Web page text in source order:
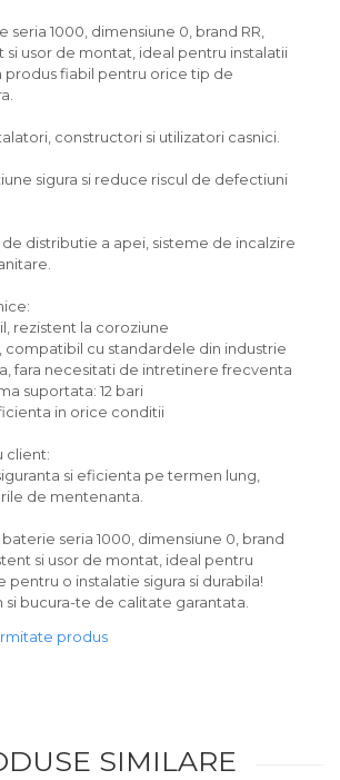
seria 1000, dimensiune 0, brand RR,
si usor de montat, ideal pentru instalatii
produs fiabil pentru orice tip de
constructori si utilizatori casnici.
sigura si reduce riscul de defectiuni
distributie a apei, sisteme de incalzire
rezistent la coroziune
compatibil cu standardele din industrie
fara necesitati de intretinere frecventa
suportata: 12 bari
in orice conditii
client:
si eficienta pe termen lung,
de mentenanta.
seria 1000, dimensiune 0, brand
si usor de montat, ideal pentru
pentru o instalatie sigura si durabila!
si bucura-te de calitate garantata.
produs
SIMILARE